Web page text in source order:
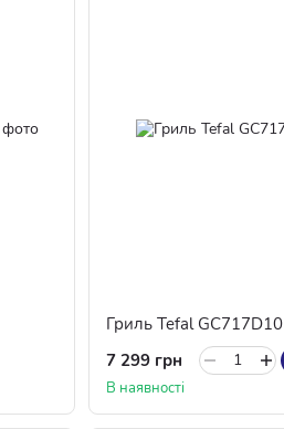
Гриль Tefal GC717D10
7 299 грн
В наявності